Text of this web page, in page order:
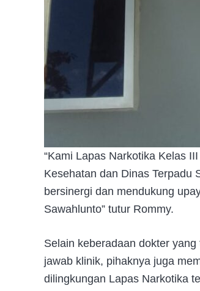
“Kami Lapas Narkotika Kelas
Kesehatan dan Dinas Terpadu
bersinergi dan mendukung
Sawahlunto” tutur Rommy.
Selain keberadaan dokter
jawab klinik, pihaknya juga
dilingkungan Lapas Narkotika